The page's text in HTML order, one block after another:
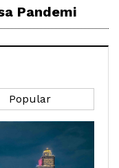
Pandemi
Popular